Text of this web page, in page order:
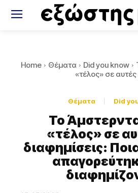
Home Θέματα Did you know
«τέλος» σε αυτές
Θέματα Did
Το
«τέλος» σε
διαφημίσεις: